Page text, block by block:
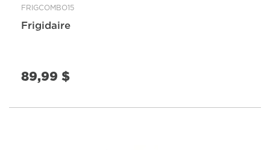
FRIGCOMBO15
Frigidaire
89,99 $